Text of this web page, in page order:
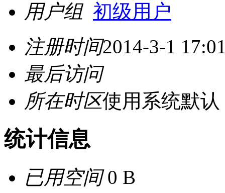
用户组 初级用户
注册时间2014-3-1
最后访问
所在时区使用系统默认
统计信息
已用空间0 B